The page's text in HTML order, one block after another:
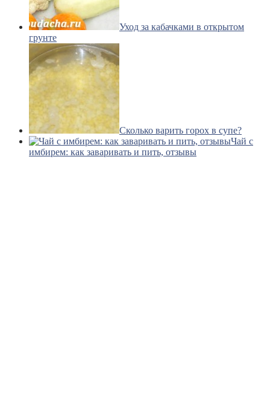
Уход за кабачками в открытом
грунте
Сколько варить горох в супе?
Чай с
имбирем: как заваривать и пить, отзывы